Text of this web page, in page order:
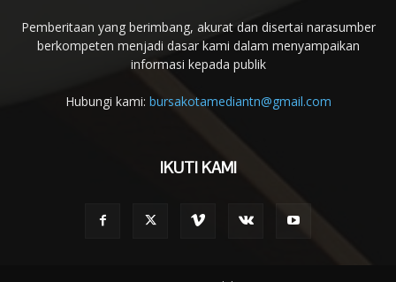
Pemberitaan yang berimbang, akurat dan disertai narasumber
berkompeten menjadi dasar kami dalam menyampaikan
informasi kepada publik
Hubungi kami: bursakotamediantn@gmail.com
IKUTI KAMI